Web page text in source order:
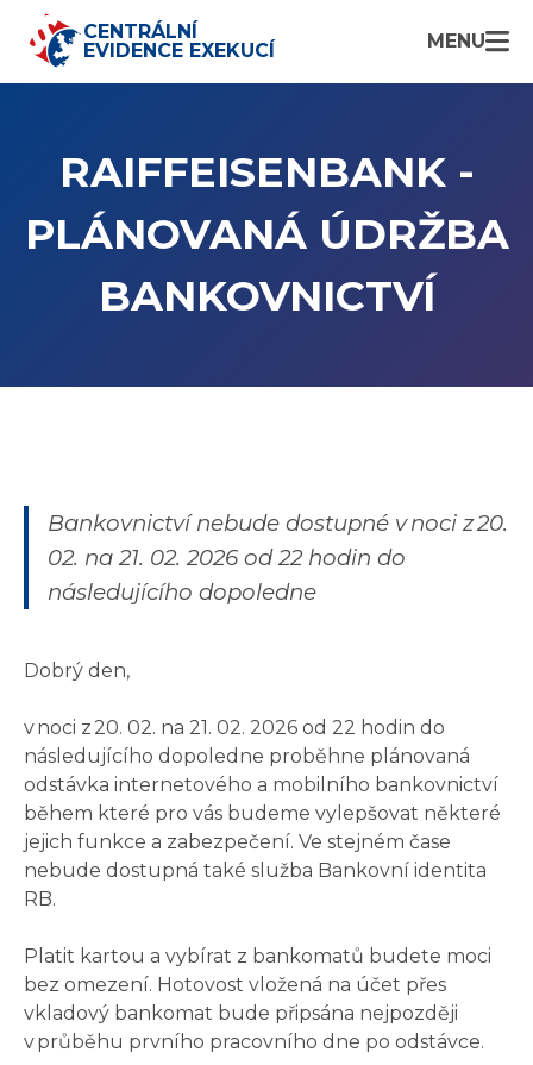
CENTRÁLNÍ
EVIDENCE EXEKUCÍ
MENU
RAIFFEISENBANK -
PLÁNOVANÁ ÚDRŽBA
BANKOVNICTVÍ
Bankovnictví nebude dostupné v noci z 20.
02. na 21. 02. 2026 od 22 hodin do
následujícího dopoledne
Dobrý den,
v noci z 20. 02. na 21. 02. 2026 od 22 hodin do
následujícího dopoledne proběhne plánovaná
odstávka internetového a mobilního bankovnictví
během které pro vás budeme vylepšovat některé
jejich funkce a zabezpečení. Ve stejném čase
nebude dostupná také služba Bankovní identita
RB.
Platit kartou a vybírat z bankomatů budete moci
bez omezení. Hotovost vložená na účet přes
vkladový bankomat bude připsána nejpozději
v průběhu prvního pracovního dne po odstávce.